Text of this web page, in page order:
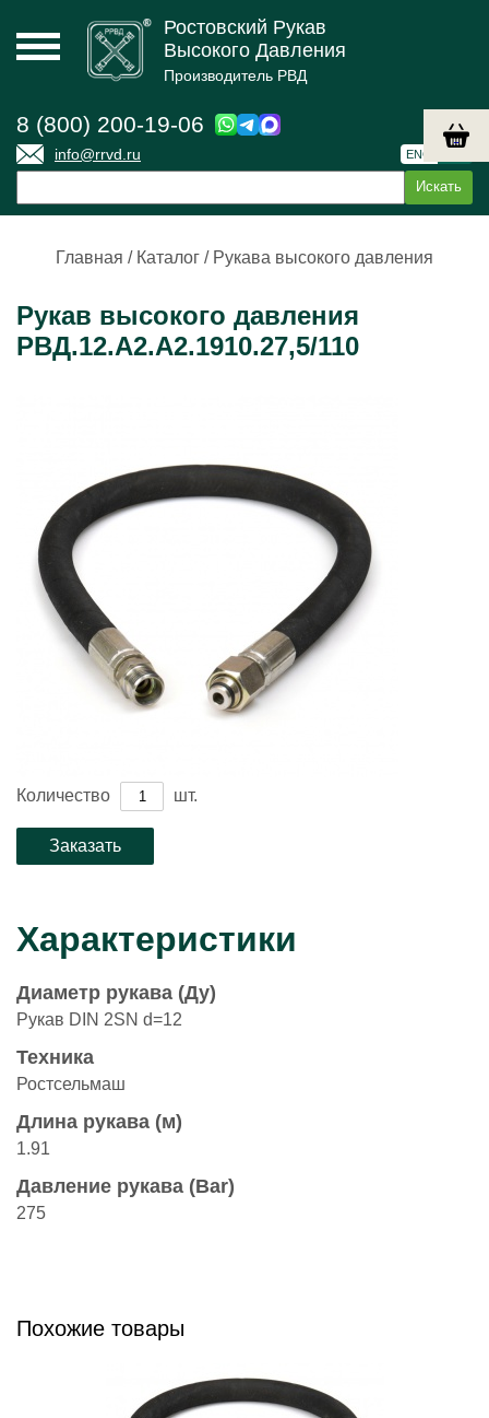
Ростовский Рукав
Высокого Давления
Производитель РВД
8 (800) 200-19-06
info@rrvd.ru ENG
Главная / Каталог / Рукава высокого давления
Рукав высокого давления
РВД.12.А2.А2.1910.27,5/110
Количество шт.
Характеристики
Диаметр рукава (Ду)
Рукав DIN 2SN d=12
Техника
Ростсельмаш
Длина рукава (м)
1.91
Давление рукава (Bar)
275
Похожие товары